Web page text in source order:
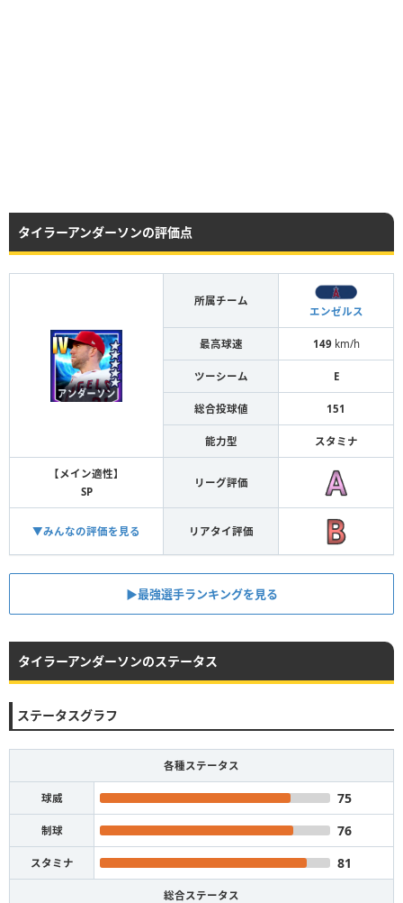
タイラーアンダーソンの評価点
所属チーム
エンゼルス
最高球速 149km/h
ツーシーム E
総合投球値 151
能力型 スタミナ
【メイン適性】
SP
リーグ評価
▼みんなの評価を見る リアタイ評価
▶︎最強選手ランキングを見る
タイラーアンダーソンのステータス
ステータスグラフ
各種ステータス
球威 75
制球 76
スタミナ 81
総合ステータス